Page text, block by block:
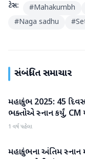
ટેગ્સ: #Mahakumbh
#Naga sadhu #
સંબંધિત સમાચાર
મહાકુંભ
મહાકુંભ 2025: 45 દિવસ
ભક્તોએ સ્નાન કર્યું,
1 વર્ષ પહેલા
મહાકુંભ
મહાકુંભના અંતિમ સ્નાન